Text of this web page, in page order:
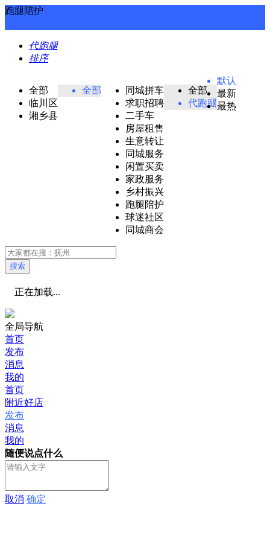
跑腿陪护
代跑腿
排序
全部
临川区
湘乡县
全部
同城拼车
求职招聘
二手车
房屋租售
生意转让
同城服务
闲置买卖
家政服务
乡村振兴
跑腿陪护
球迷社区
同城商会
全部
代跑腿
默认
最新
最热
搜索
正在加载...
全局导航
首页
发布
消息
我的
首页
附近好店
发布
消息
我的
随便说点什么
取消 确定